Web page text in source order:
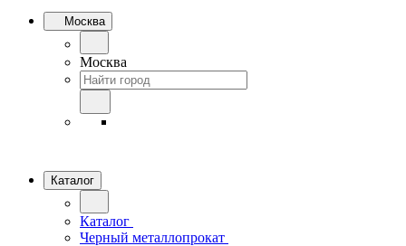
Москва
Москва
Каталог
Каталог
Черный металлопрокат